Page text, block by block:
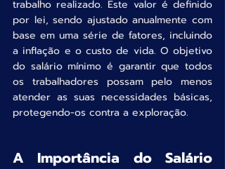
trabalho realizado. Este valor é definido
por lei, sendo ajustado anualmente com
base em uma série de fatores, incluindo
a inflação e o custo de vida. O objetivo
do salário mínimo é garantir que todos
os trabalhadores possam pelo menos
atender as suas necessidades básicas,
protegendo-os contra a exploração.
A Importância do Salário